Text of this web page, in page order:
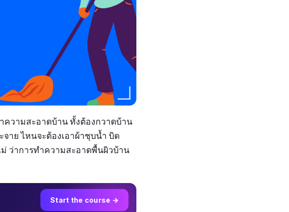
วามสะอาดบ้าน ทั้งต้องกวาดบ้าน
าย ไหนจะต้องเอาผ้าชุบน้ำ บิด
ว่าการทำความสะอาดพื้นผิวบ้าน
Start the course →